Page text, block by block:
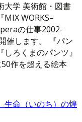
大学 美術館・図書
MIX WORKS–
の仕事2002-
催します。 『パン
しろくまのパンツ』
作を超える絵本
命（いのち）の煌